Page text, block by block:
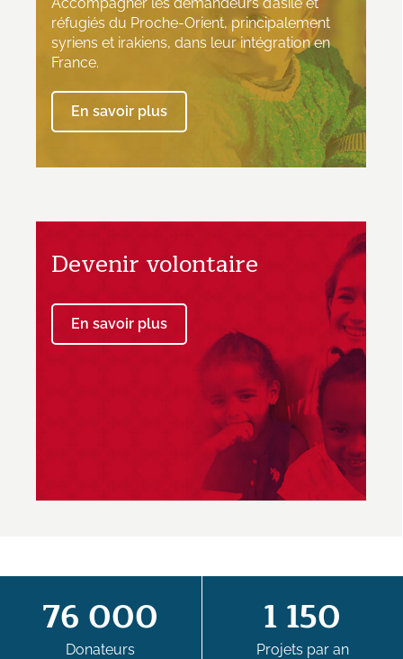
réfugiés du Proche-Orient, principalement
syriens et irakiens, dans leur intégration en
France.
En savoir plus
Devenir volontaire
En savoir plus
76 000
Donateurs
1 150
Projets par an